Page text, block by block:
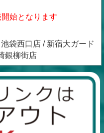
始となります
袋西口店 / 新宿大ガード
銀柳街店